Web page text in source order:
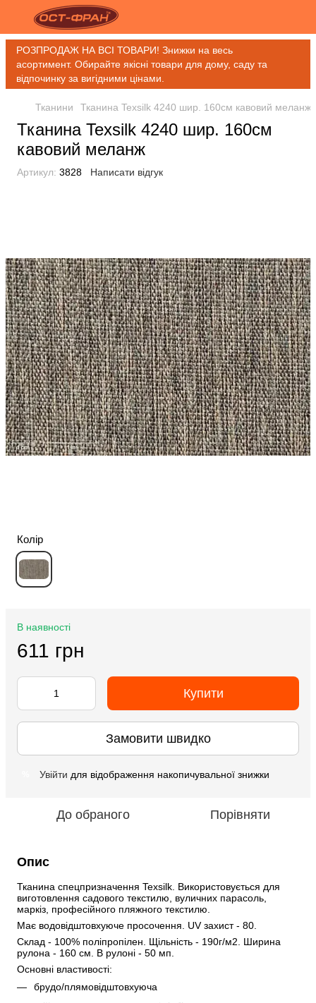
РОЗПРОДАЖ НА ВСІ ТОВАРИ! Знижки на весь
асортимент. Обирайте якісні товари для дому, саду та
відпочинку за вигідними цінами.
Тканини Тканина Texsilk 4240 шир. 160см кавовий меланж
Тканина Texsilk 4240 шир. 160см
кавовий меланж
Артикул: 3828 Написати відгук
Колір
В наявності
611 грн
Купити
Замовити швидко
Увійти для відображення накопичувальної знижки
До обраного Порівняти
Опис
Тканина спецпризначення Texsilk. Використовується для
виготовлення садового текстилю, вуличних парасоль,
маркіз, професійного пляжного текстилю.
Має водовідштовхуюче просочення. UV захист - 80.
Склад - 100% поліпропілен. Щільність - 190г/м2. Ширина
рулона - 160 см. В рулоні - 50 мп.
Основні властивості:
брудо/плямовідштовхуюча